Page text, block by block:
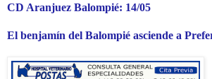
CD Aranjuez Balompié: 14/05
El benjamín del Balompié asciende a